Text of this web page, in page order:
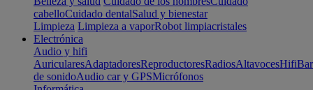
cabelloCuidado dentalSalud y bienestar
Limpieza Limpieza a vaporRobot limpiacristales
Electrónica
Audio y hifi
AuricularesAdaptadoresReproductoresRadiosAltavocesHifi
de sonidoAudio car y GPSMicrófonos